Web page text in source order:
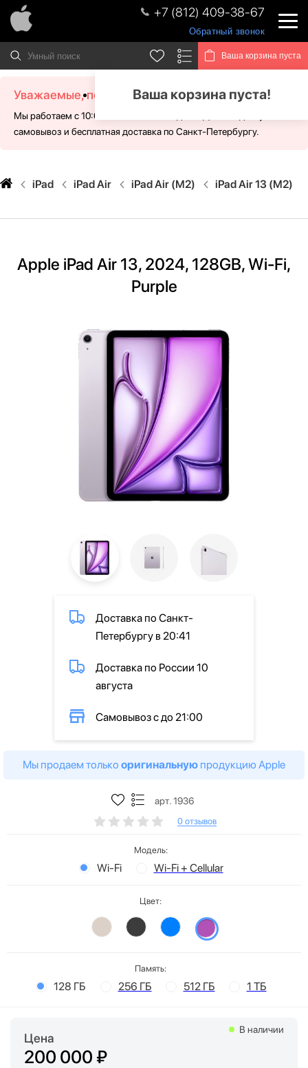
+7 (812) 409-38-67
Обратный звонок
Ваша корзина пуста
Ваша корзина пуста!
Уважаемые, посетители!
Мы работаем с 10:00 - 21:00 без выходных. Для Вас доступен
самовывоз и бесплатная доставка по Санкт-Петербургу.
iPad iPad Air iPad Air (M2) iPad Air 13 (M2)
Apple iPad Air 13, 2024, 128GB, Wi-Fi,
Purple
Доставка по Санкт-
Петербургу в 20:41
Доставка по России 10
августа
Самовывоз с до 21:00
Мы продаем только оригинальную продукцию Apple
арт. 1936
0 отзывов
Модель:
Wi-Fi Wi-Fi + Cellular
Цвет:
Память:
128 ГБ 256 ГБ 512 ГБ 1 ТБ
Цена
200 000 ₽
В наличии